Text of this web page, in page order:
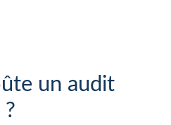
un audit